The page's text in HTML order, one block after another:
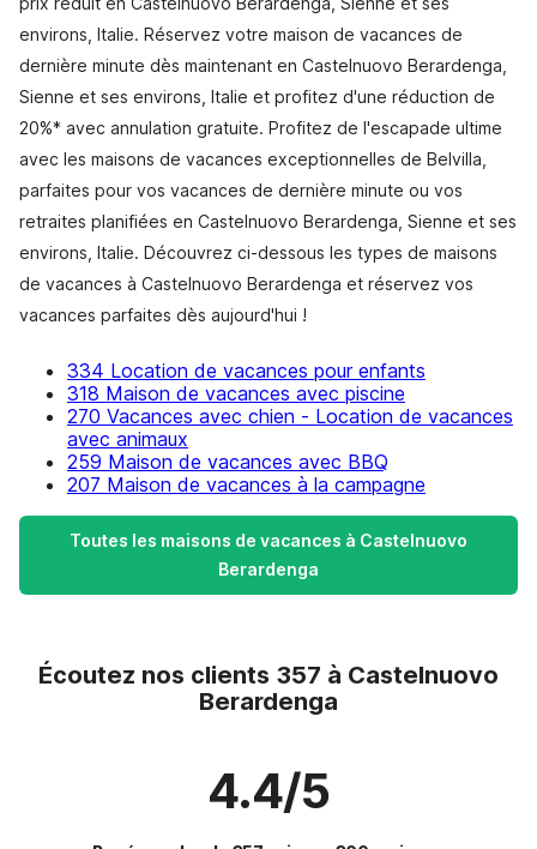
environs, Italie. Réservez votre maison de vacances de
dernière minute dès maintenant en Castelnuovo Berardenga,
Sienne et ses environs, Italie et profitez d'une réduction de
20%* avec annulation gratuite. Profitez de l'escapade ultime
avec les maisons de vacances exceptionnelles de Belvilla,
parfaites pour vos vacances de dernière minute ou vos
retraites planifiées en Castelnuovo Berardenga, Sienne et ses
environs, Italie. Découvrez ci-dessous les types de maisons
de vacances à Castelnuovo Berardenga et réservez vos
vacances parfaites dès aujourd'hui !
334 Location de vacances pour enfants
318 Maison de vacances avec piscine
270 Vacances avec chien - Location de vacances
avec animaux
259 Maison de vacances avec BBQ
207 Maison de vacances à la campagne
Toutes les maisons de vacances à Castelnuovo
Berardenga
Écoutez nos clients 357 à Castelnuovo
Berardenga
4.4/5